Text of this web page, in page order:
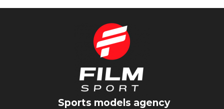
HANNA
Sports models agency